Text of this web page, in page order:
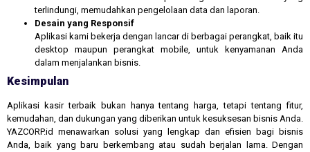
terlindungi, memudahkan pengelolaan data dan laporan.
Desain yang Responsif
Aplikasi kami bekerja dengan lancar di berbagai perangkat, baik itu
desktop maupun perangkat mobile, untuk kenyamanan Anda
dalam menjalankan bisnis.
Kesimpulan
Aplikasi kasir terbaik bukan hanya tentang harga, tetapi tentang fitur,
kemudahan, dan dukungan yang diberikan untuk kesuksesan bisnis Anda.
YAZCORP.id menawarkan solusi yang lengkap dan efisien bagi bisnis
Anda, baik yang baru berkembang atau sudah berjalan lama. Dengan